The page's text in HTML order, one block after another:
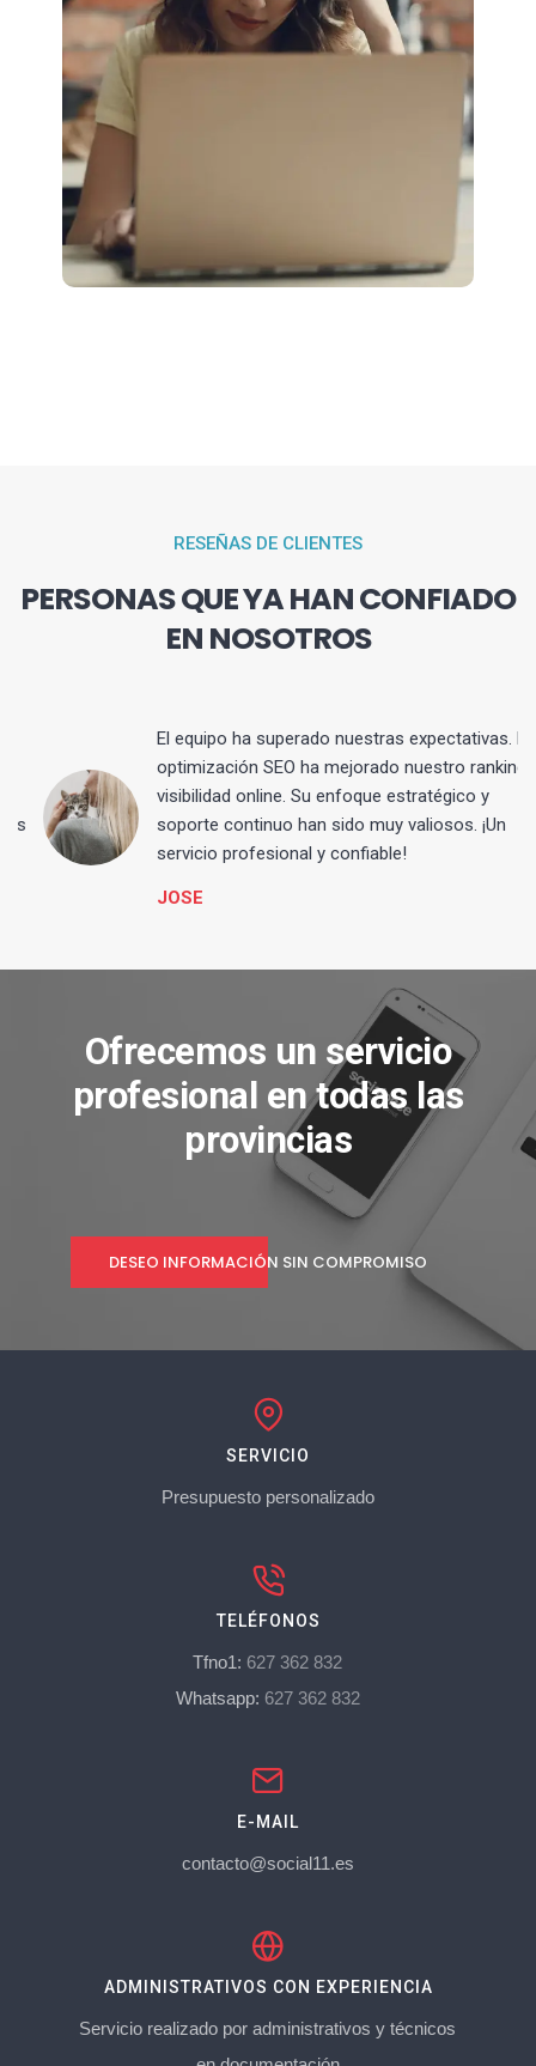
RESEÑAS DE CLIENTES
PERSONAS QUE YA HAN CONFIADO
EN NOSOTROS
El equipo ha superado nuestras expectativas. La
optimización SEO ha mejorado nuestro ranking y
visibilidad online. Su enfoque estratégico y
soporte continuo han sido muy valiosos. ¡Un
servicio profesional y confiable!
JOSE
Ofrecemos un servicio
profesional en todas las
provincias
DESEO INFORMACIÓN SIN COMPROMISO
SERVICIO
Presupuesto personalizado
TELÉFONOS
Tfno1: 627 362 832
Whatsapp: 627 362 832
E-MAIL
contacto@social11.es
ADMINISTRATIVOS CON EXPERIENCIA
Servicio realizado por administrativos y técnicos